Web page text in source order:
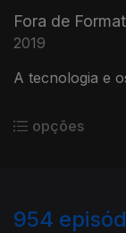
Fora de
2019
A tecnologia e
opções
954